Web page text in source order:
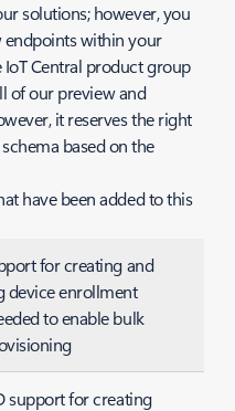
solutions; however, you
endpoints within your
Central product group
of our preview and
it reserves the right
based on the
have been added to this
for creating and
device enrollment
to enable bulk
support for creating